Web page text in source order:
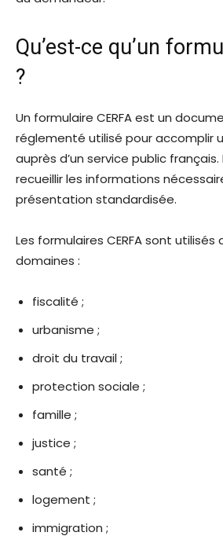
Qu’est-ce qu’un
?
Un formulaire CERFA est un
réglementé utilisé pour accomplir
auprès d’un service public
recueillir les informations
présentation standardisée.
Les formulaires CERFA sont
domaines :
fiscalité ;
urbanisme ;
droit du travail ;
protection sociale ;
famille ;
justice ;
santé ;
logement ;
immigration ;